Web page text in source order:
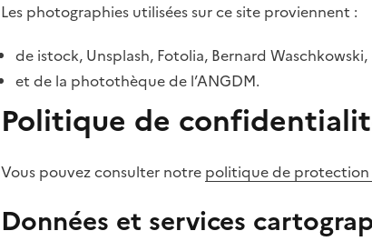
Les photographies utilisées sur ce site proviennent :
de istock, Unsplash, Fotolia, Bernard
et de la photothèque de l’ANGDM.
Politique de
Vous pouvez consulter notre politique de protection
Données et services